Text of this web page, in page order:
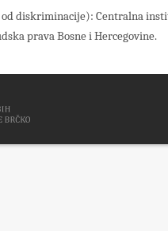
diskriminacije): Centralna
prava Bosne i Hercegovine.